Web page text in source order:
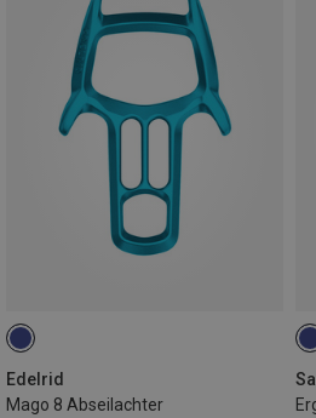
Edelrid
Mago 8 Abseilachter